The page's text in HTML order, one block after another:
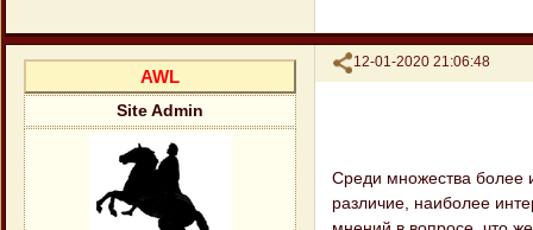
Поделиться
12-01-2020 21:06:48
AWL
Site Admin
Среди множества более
различие, наиболее